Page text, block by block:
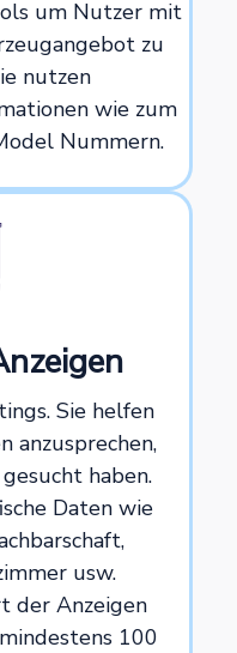
um Nutzer mit
zu
nutzen
wie zum
Nummern.
Sie helfen
anzusprechen,
haben.
Daten wie
usw.
der Anzeigen
100